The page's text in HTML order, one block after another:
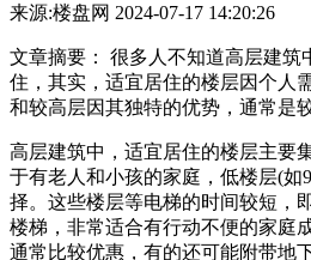
来源:楼盘网 2024-07-17 14:20:26
文章摘要： 很多人不知道高层建筑
住，其实，适宜居住的楼层因个人
和较高层因其独特的优势，‌通常是
高层建筑中，‌适宜居住的楼层主要
于有老人和小孩的家庭，‌低楼层(‌如
择。‌这些楼层等电梯的时间较短，‌
楼梯，‌非常适合有行动不便的家庭
通常比较优惠，‌有的还可能附带地